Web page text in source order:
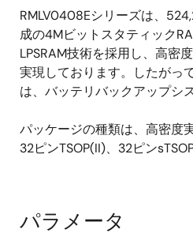
RMLV0408Eシリーズは、
成の4Mビットスタティック
LPSRAM技術を採用し、高密
実現しております。したがっ
は、バッテリバックアップシ
パッケージの種類は、高密度
32ピンTSOP(II)、32ピン
パラメータ